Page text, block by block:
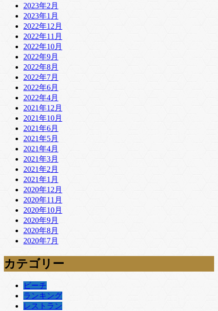
2023年2月
2023年1月
2022年12月
2022年11月
2022年10月
2022年9月
2022年8月
2022年7月
2022年6月
2022年4月
2021年12月
2021年10月
2021年6月
2021年5月
2021年4月
2021年3月
2021年2月
2021年1月
2020年12月
2020年11月
2020年10月
2020年9月
2020年8月
2020年7月
カテゴリー
ビーチ
ランキング
レストラン